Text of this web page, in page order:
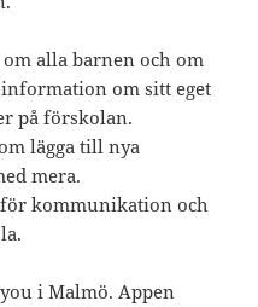
alla barnen och om
om sitt eget
på förskolan.
lägga till nya
mera.
för kommunikation och
i Malmö. Appen